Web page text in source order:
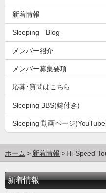
新着情報
Sleeping Blog
メンバー紹介
メンバー募集要項
応募･質問はこちら
Sleeping BBS(鍵付き)
Sleeping 動画ページ
ホーム 新着情報 Hi-Speed
新着情報